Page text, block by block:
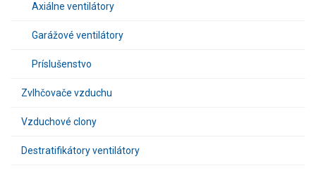
Axiálne ventilátory
Garážové ventilátory
Príslušenstvo
Zvlhčovače vzduchu
Vzduchové clony
Destratifikátory ventilátory